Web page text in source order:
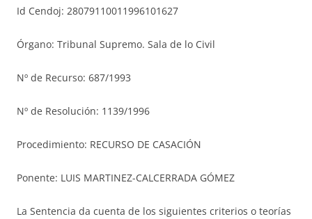
Id Cendoj: 28079110011996101627
Órgano: Tribunal Supremo. Sala de lo Civil
Nº de Recurso: 687/1993
Nº de Resolución: 1139/1996
Procedimiento: RECURSO DE CASACIÓN
Ponente: LUIS MARTINEZ-CALCERRADA GÓMEZ
La Sentencia da cuenta de los siguientes criterios o teorías